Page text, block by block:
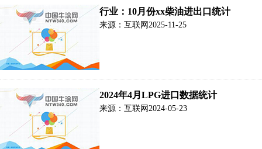
行业：10月份xx柴油进出口统计
来源：互联网 2025-11-25
2024年4月LPG进口数据统计
来源：互联网 2024-05-23